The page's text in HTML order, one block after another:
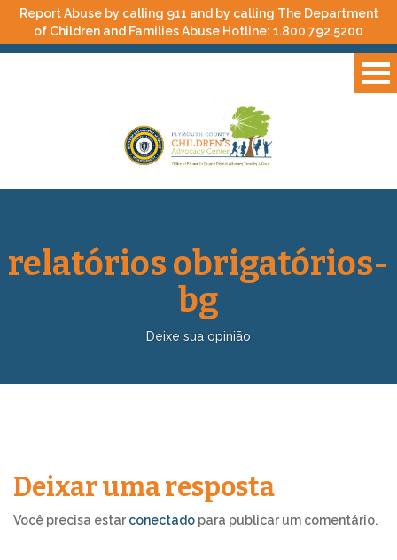
Report Abuse by calling 911 and by calling The Department
of Children and Families Abuse Hotline: 1.800.792.5200
relatórios obrigatórios-
bg
Deixe sua opinião
Deixar uma resposta
Você precisa estar conectado para publicar um comentário.